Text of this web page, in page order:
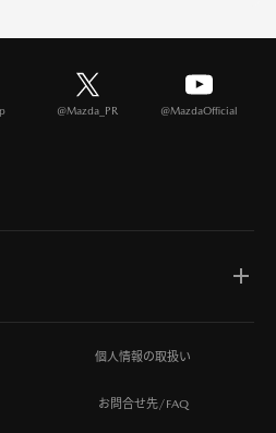
@Mazda_PR @MazdaOfficial
個人情報の取扱い
お問合せ先/FAQ